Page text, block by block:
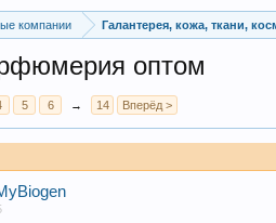
компании Галантерея, кожа, ткани,
оптом
5 6 → 14 Вперёд >